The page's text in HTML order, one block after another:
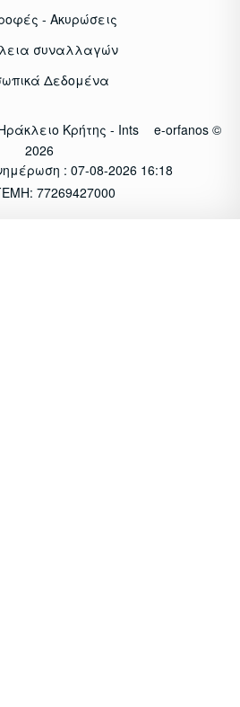
- Ακυρώσεις
συναλλαγών
Δεδομένα
e-orfanos ©
2026
: 07-08-2026 16:18
77269427000